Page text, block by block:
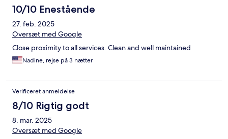
10/10 Enestående
27. feb. 2025
Oversæt med Google
Close proximity to all services. Clean and well maintained
Nadine, rejse på 3 nætter
Verificeret anmeldelse
8/10 Rigtig godt
8. mar. 2025
Oversæt med Google